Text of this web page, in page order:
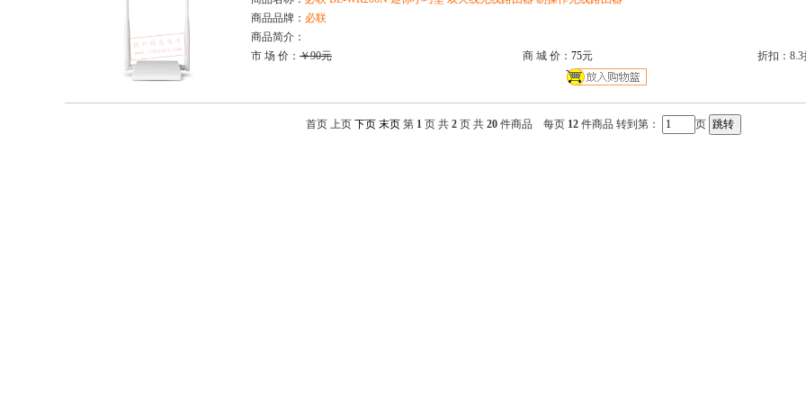
商品品牌： 必联
商品简介：
市 场 价： ￥90元 商 城 价： 75元 折扣：8.3
首页 上页 下页 末页 第 1 页 共 2 页 共 20 件商品 每页 12 件商品 转到第： 页